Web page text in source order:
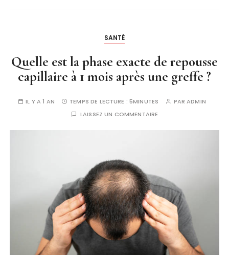
SANTÉ
Quelle est la phase exacte de repousse
capillaire à 1 mois après une greffe ?
IL Y A 1 AN TEMPS DE LECTURE :5MINUTES PARADMIN
LAISSEZ UN COMMENTAIRE